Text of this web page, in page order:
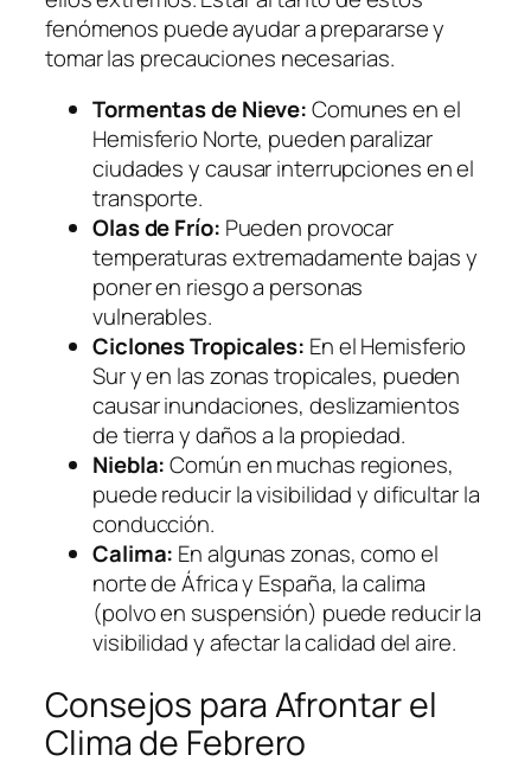
fenómenos puede ayudar a prepararse y
tomar las precauciones necesarias.
Tormentas de Nieve:Comunes en el
Hemisferio Norte, pueden paralizar
ciudades y causar interrupciones en el
transporte.
Olas de Frío: Pueden provocar
temperaturas extremadamente bajas y
poner en riesgo a personas
vulnerables.
Ciclones Tropicales: En el Hemisferio
Sur y en las zonas tropicales, pueden
causar inundaciones, deslizamientos
de tierra y daños a la propiedad.
Niebla:Común en muchas regiones,
puede reducir la visibilidad y dificultar la
conducción.
Calima: En algunas zonas, como el
norte de África y España, la calima
(polvo en suspensión) puede reducir la
visibilidad y afectar la calidad del aire.
Consejos para Afrontar el
Clima de Febrero